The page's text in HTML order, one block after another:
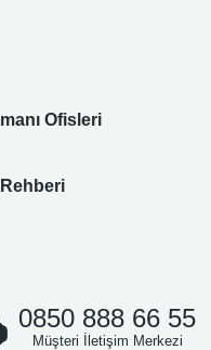
Ofisleri
0850 888 66 55
Müşteri İletişim Merkezi